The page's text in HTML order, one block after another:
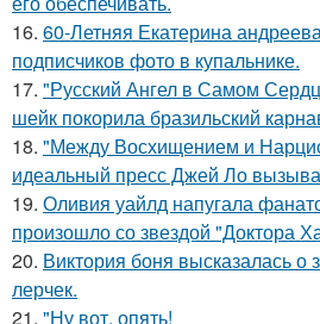
16. 60-Летняя Екатерина
подписчиков фото в купальнике.
17. "Русский Ангел в Самом
шейк покорила бразильский
18. "Между Восхищением и
идеальный пресс Джей Ло
19. Оливия уайлд напугала
произошло со звездой "Доктора
20. Виктория боня высказалась о
лерчек.
21. "Ну вот, опять!